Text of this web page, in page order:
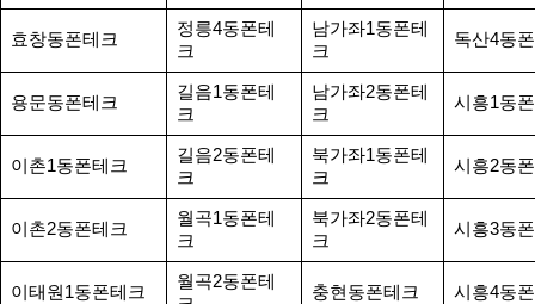
효창동폰테크
정릉4동폰테
크
남가좌1동폰테
크
독산4동
용문동폰테크
길음1동폰테
크
남가좌2동폰테
크
시흥1동
이촌1동폰테크
길음2동폰테
크
북가좌1동폰테
크
시흥2동
이촌2동폰테크
월곡1동폰테
크
북가좌2동폰테
크
시흥3동
이태원1동폰테크
월곡2동폰테
충현동폰테크 시흥4동